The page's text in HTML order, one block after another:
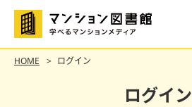
HOME ログイン
ログイン